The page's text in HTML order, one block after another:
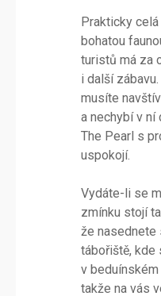
Prakticky
bohatou
turistů má za
i další
musíte
a nechybí v ní
The Pearl s
uspokojí.
Vydáte-li se
zmínku stojí
že nasednete
tábořiště, kde
v
takže na vás